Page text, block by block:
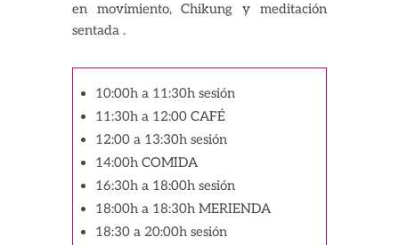
en movimiento, Chikung y meditación
sentada .
10:00h a 11:30h sesión
11:30h a 12:00 CAFÉ
12:00 a 13:30h sesión
14:00h COMIDA
16:30h a 18:00h sesión
18:00h a 18:30h MERIENDA
18:30 a 20:00h sesión